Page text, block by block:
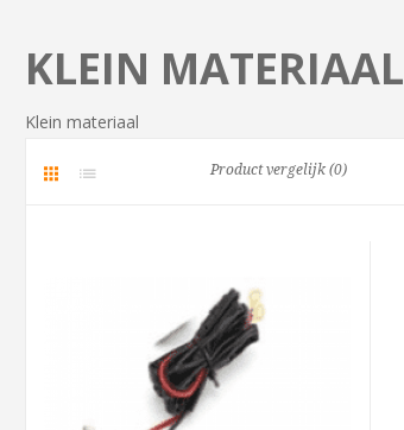
KLEIN MATERIAAL
Klein materiaal
Product vergelijk (0)